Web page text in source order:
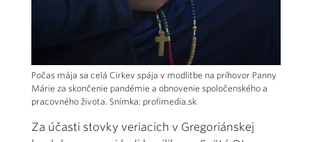
Počas mája sa celá Cirkev spája v modlitbe na príhovor Panny
Márie za skončenie pandémie a obnovenie spoločenského a
pracovného života. Snímka: profimedia.sk
Za účasti stovky veriacich v Gregoriánskej